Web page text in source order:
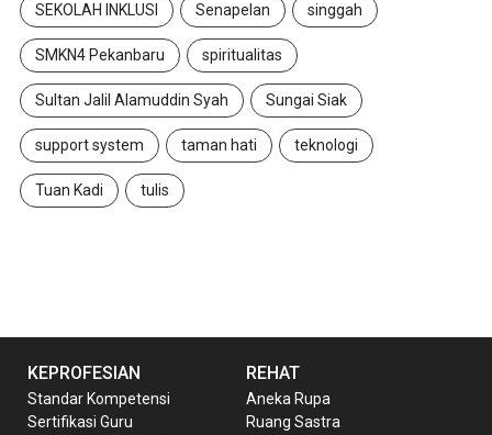
SEKOLAH INKLUSI Senapelan singgah
SMKN4 Pekanbaru spiritualitas
Sultan Jalil Alamuddin Syah Sungai Siak
support system taman hati teknologi
Tuan Kadi tulis
KEPROFESIAN
Standar Kompetensi
Sertifikasi Guru
REHAT
Aneka Rupa
Ruang Sastra